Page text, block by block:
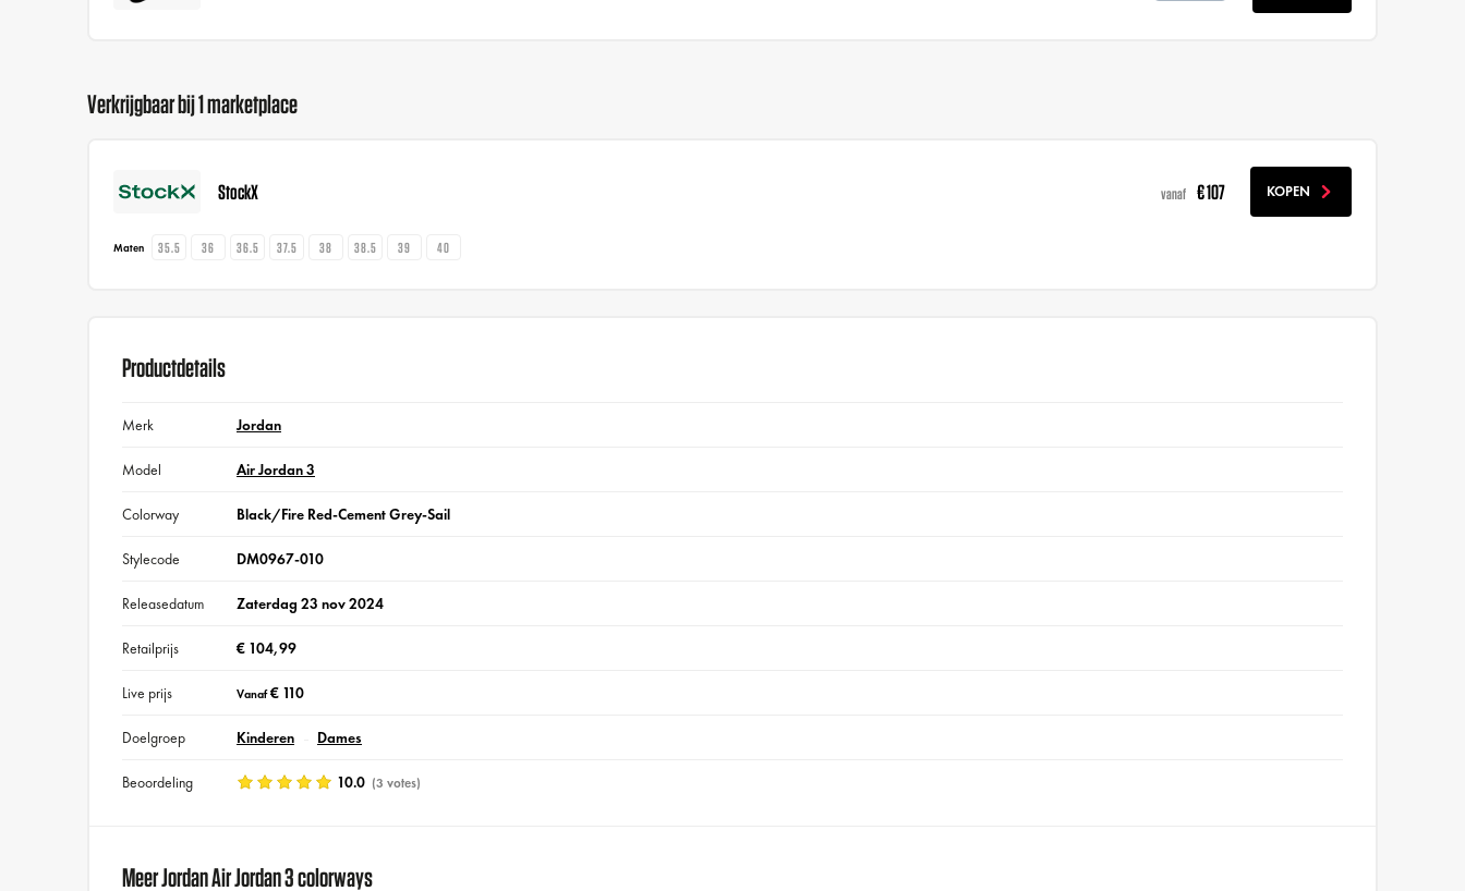
Verkrijgbaar bij 1 marketplace
StockX vanaf € 107 KOPEN
Maten 35.5 36 36.5 37.5 38 38.5 39 40
Productdetails
Merk Jordan
Model Air Jordan 3
Colorway Black/Fire Red-Cement Grey-Sail
Stylecode DM0967-010
Releasedatum Zaterdag 23 nov 2024
Retailprijs € 104,99
Live prijs Vanaf€ 110
Doelgroep Kinderen Dames
Beoordeling 10.0 (3 votes)
Meer Jordan Air Jordan 3 colorways